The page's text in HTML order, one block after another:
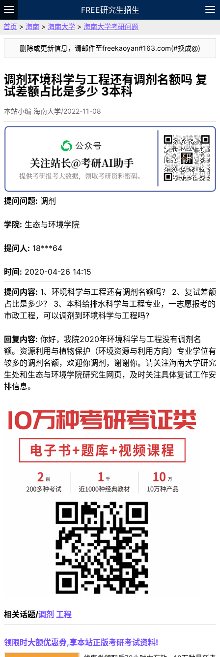
FREE研究生招生
题库
故事 专题 APP 笔记
VIP
资料
首页 > 海南 > 海南大学 > 海南大学考研问题
删除或更新信息，请邮件至freekaoyan#163.com(#换成@)
调剂环境科学与工程还有调剂名额吗 复
试差额占比是多少 3本科
本站小编 海南大学/2022-11-08
提问问题: 调剂
学院: 生态与环境学院
提问人: 18***64
时间: 2020-04-26 14:15
提问内容: 1、环境科学与工程还有调剂名额吗？ 2、复试差额
占比是多少？ 3、本科给排水科学与工程专业，一志愿报考的
市政工程，可以调剂到环境科学与工程吗?
回复内容: 你好，我院2020年环境科学与工程没有调剂名
额。资源利用与植物保护（环境资源与利用方向）专业学位有
较多的调剂名额，欢迎你调剂，谢谢你。请关注海南大学研究
生处和生态与环境学院研究生网页，及时关注具体复试工作安
排信息。
相关话题/调剂 工程
领限时大额优惠券,享本站正版考研考试资料!